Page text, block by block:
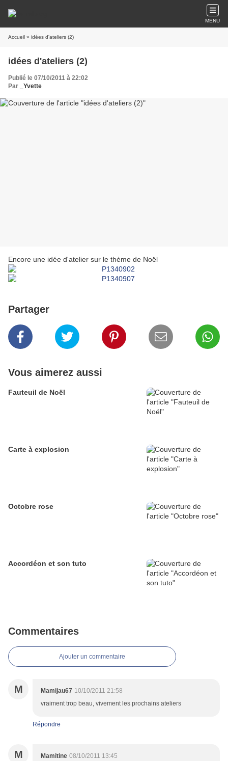
MENU
Accueil » idées d'ateliers (2)
idées d'ateliers (2)
Publié le 07/10/2011 à 22:02
Par
_Yvette
Encore une idée d'atelier sur le thème de Noël
Partager
Vous aimerez aussi
Fauteuil de Noël
Carte à explosion
Octobre rose
Accordéon et son tuto
Commentaires
Ajouter un commentaire
M Mamijau67 10/10/2011 21:58
vraiment trop beau, vivement les prochains ateliers
Répondre
M Mamitine 08/10/2011 13:45